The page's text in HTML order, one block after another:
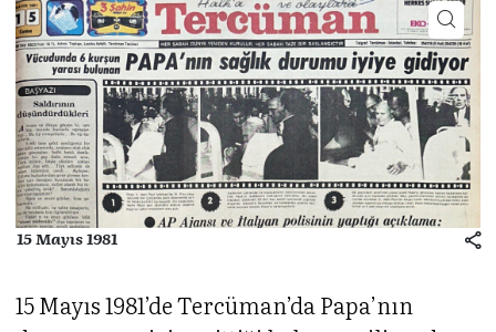
15 Mayıs 1981
15 Mayıs 1981’de Tercüman’da Papa’nın